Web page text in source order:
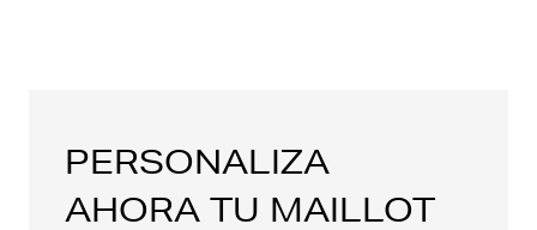
PERSONALIZA
AHORA TU MAILLOT